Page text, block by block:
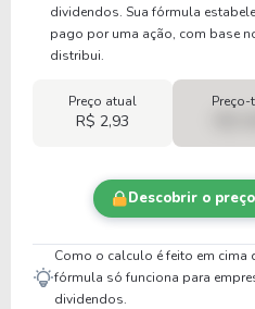
dividendos. Sua fórmula
pago por uma ação, com base
distribui.
Preço atual
R$ 2,93
Preço-
Descobrir o
Como o calculo é feito em
fórmula só funciona para
dividendos.